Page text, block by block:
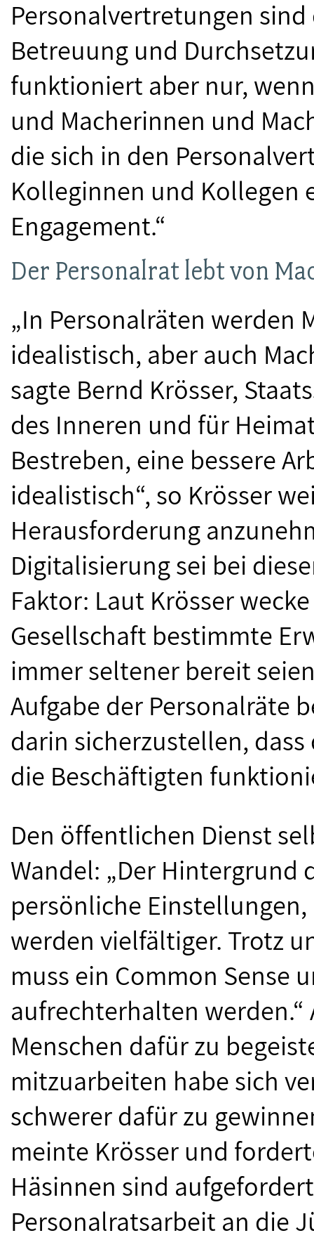
Personalvertretungen
Betreuung und
funktioniert aber nur,
und Macherinnen und
die sich in den
Kolleginnen und Kollegen
Engagement.“
Der Personalrat lebt von
„In Personalräten werden
idealistisch, aber auch
sagte Bernd Krösser,
des Inneren und für
Bestreben, eine bessere
idealistisch“, so Krösser
Herausforderung
Digitalisierung sei bei
Faktor: Laut Krösser
Gesellschaft bestimmte
immer seltener bereit
Aufgabe der Personalräte
darin sicherzustellen,
die Beschäftigten
Den öffentlichen Dienst
Wandel: „Der Hintergrund
persönliche
werden vielfältiger. Trotz
muss ein Common Sense
aufrechterhalten
Menschen dafür zu
mitzuarbeiten habe sich
schwerer dafür zu
meinte Krösser und
Häsinnen sind
Personalratsarbeit an die